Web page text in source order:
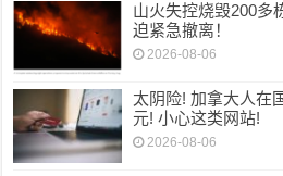
山火失控烧毁200多
迫紧急撤离！
2026-08-06
太阴险! 加拿大人在
元! 小心这类网站!
2026-08-06